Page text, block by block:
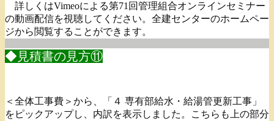
詳しくはVimeoによる第71回管理組合オンラインセミナー
の動画配信を視聴してください。全建センターのホームペー
ジから閲覧することができます。
◆見積書の見方⑪
＜全体工事費＞から、「４ 専有部給水・給湯管更新工事」
をピックアップし、内訳を表示しました。こちらも上の部分